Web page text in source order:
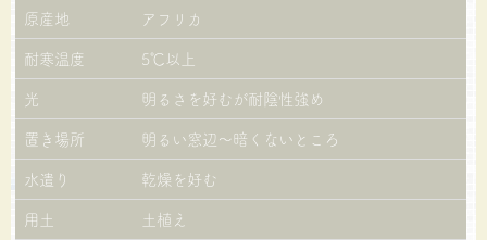
原産地
アフリカ
耐寒温度
5℃以上
光
明るさを好むが耐陰性強め
置き場所
明るい窓辺～暗くないところ
水遣り
乾燥を好む
用土
土植え